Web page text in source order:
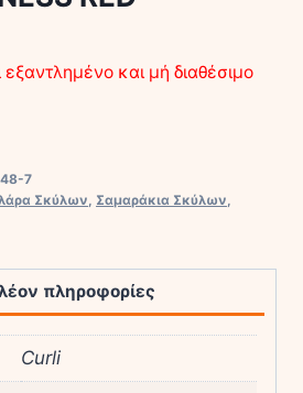
εξαντλημένο και μή διαθέσιμο
7
Σκύλων Σαμαράκια Σκύλων
πληροφορίες
Curli